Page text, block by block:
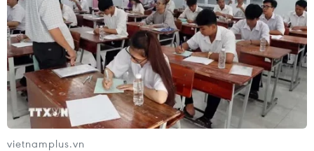
mới 2024 do không khí lạnh mạnh
tăng cường gây ra. Đến tối, nhiệt
độ giảm xuống chỉ còn khoảng 10
độ C và càng về đêm trời càng
rét.
vietnamplus.vn